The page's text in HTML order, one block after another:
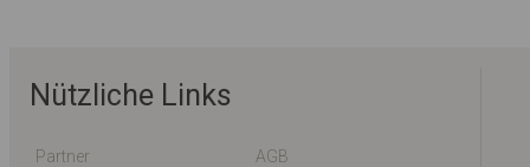
Nützliche Links
Partner
AGB